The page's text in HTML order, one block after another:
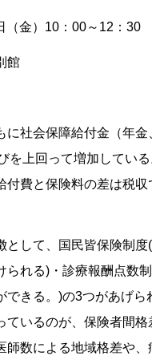
金）10：00～12：30
館
に社会保障給付金（年
を上回って増加してい
付費と保険料の差は税
として、国民皆保険制
られる)・診療報酬点数
できる。)の3つがあげ
ているのが、保険者間
師数による地域格差や、